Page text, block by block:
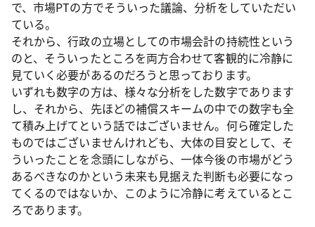
で、市場PTの方でそういった議論、分析をしていただい
ている。
それから、行政の立場としての市場会計の持続性という
のと、そういったところを両方合わせて客観的に冷静に
見ていく必要があるのだろうと思っております。
いずれも数字の方は、様々な分析をした数字であります
し、それから、先ほどの補償スキームの中での数字も全
て積み上げてという話ではございません。何ら確定した
ものではございませんけれども、大体の目安として、そ
ういったことを念頭にしながら、一体今後の市場がどう
あるべきなのかという未来も見据えた判断も必要になっ
てくるのではないか、このように冷静に考えているとこ
ろであります。